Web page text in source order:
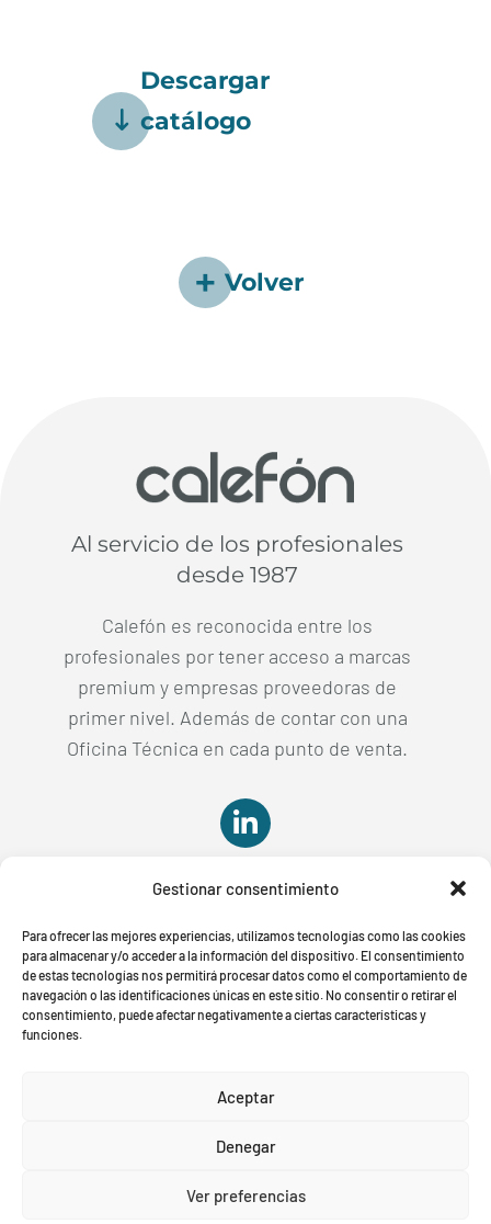
Gestionar consentimiento
Para ofrecer las mejores experiencias, utilizamos tecnologías como las cookies
para almacenar y/o acceder a la información del dispositivo. El consentimiento
de estas tecnologías nos permitirá procesar datos como el comportamiento de
navegación o las identificaciones únicas en este sitio. No consentir o retirar el
consentimiento, puede afectar negativamente a ciertas características y
funciones.
Aceptar
Denegar
Ver preferencias
Descargar
catálogo
Volver
Al servicio de los profesionales
desde 1987
Calefón es reconocida entre los
profesionales por tener acceso a marcas
premium y empresas proveedoras de
primer nivel. Además de contar con una
Oficina Técnica en cada punto de venta.


reservados.